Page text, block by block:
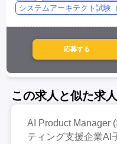
システムアーキテクト試験
この求人と似た求
AI Product Manager
ティング支援企業AI